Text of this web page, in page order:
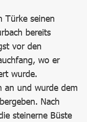
Türke seinen
bereits
vor den
wo er
wurde.
an und wurde dem
Nach
steinerne Büste